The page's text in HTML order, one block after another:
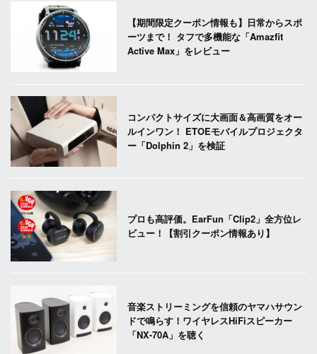
【期間限定クーポン情報も】日常からスポ
ーツまで！ タフで多機能な「Amazfit
Active Max」をレビュー
コンパクトサイズに大画面＆高画質をオー
ルインワン！ ETOEモバイルプロジェクタ
ー「Dolphin 2」を検証
プロも高評価。EarFun「Clip2」全方位レ
ビュー！【割引クーポン情報あり】
音楽ストリーミングを信頼のヤマハサウン
ドで鳴らす！ワイヤレスHiFiスピーカー
「NX-70A」を聴く